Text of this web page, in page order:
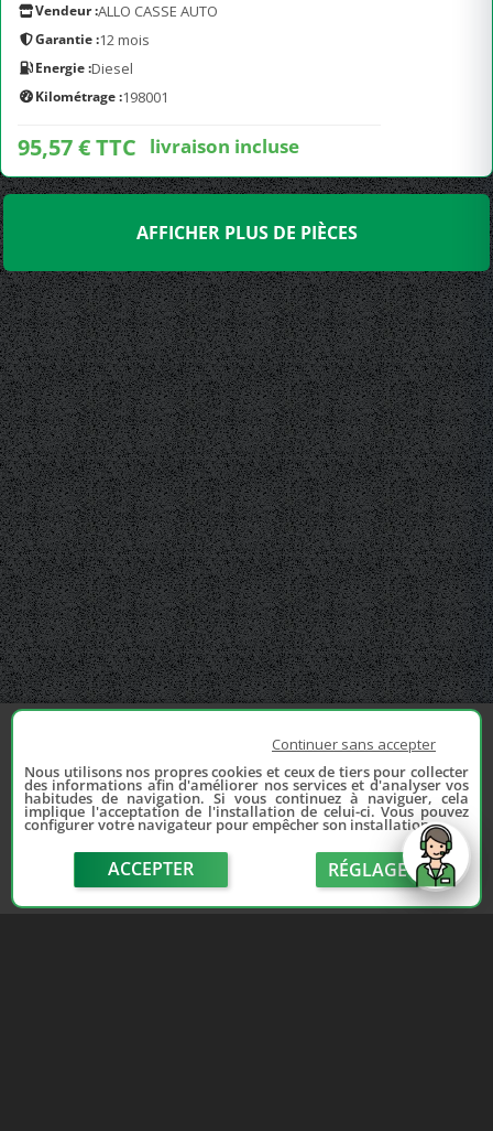
Vendeur :ALLO CASSE AUTO
Garantie :12 mois
Energie :Diesel
Kilométrage :198001
95,57 € TTC livraison incluse
AFFICHER PLUS DE PIÈCES
Continuer sans accepter
Nous utilisons nos propres cookies et ceux de tiers pour collecter
des informations afin d'améliorer nos services et d'analyser vos
habitudes de navigation. Si vous continuez à naviguer, cela
implique l'acceptation de l'installation de celui-ci. Vous pouvez
configurer votre navigateur pour empêcher son installation.
ACCEPTER RÉGLAGE